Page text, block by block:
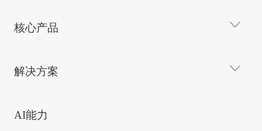
核心产品
解决方案
AI能力